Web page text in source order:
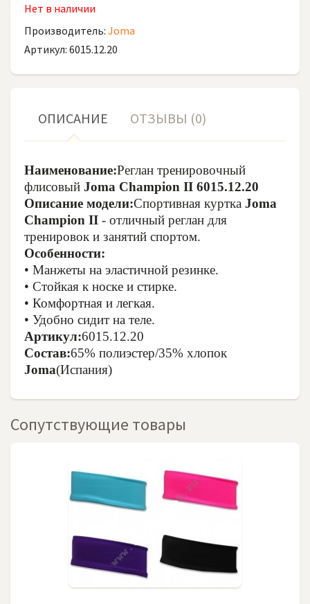
Нет в наличии
Производитель: Joma
Артикул: 6015.12.20
ОПИСАНИЕ ОТЗЫВЫ (0)
Наименование:Реглан тренировочный
флисовый Joma Champion II 6015.12.20
Описание модели:Спортивная куртка Joma
Champion II - отличный реглан для
тренировок и занятий спортом.
Особенности:
• Манжеты на эластичной резинке.
• Стойкая к носке и стирке.
• Комфортная и легкая.
• Удобно сидит на теле.
Артикул:6015.12.20
Состав:65% полиэстер/35% хлопок
Joma(Испания)
Сопутствующие товары